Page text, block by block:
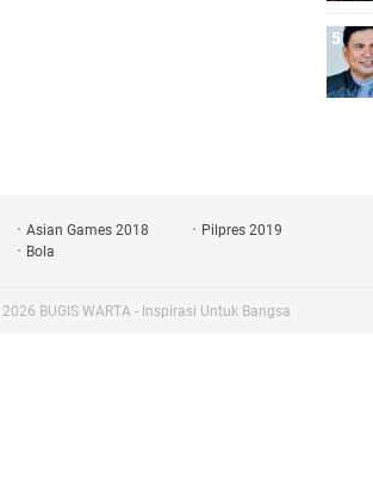
Asian Games 2018
Pilpres 2019
Bola
2026 BUGIS WARTA - Inspirasi Untuk Bangsa